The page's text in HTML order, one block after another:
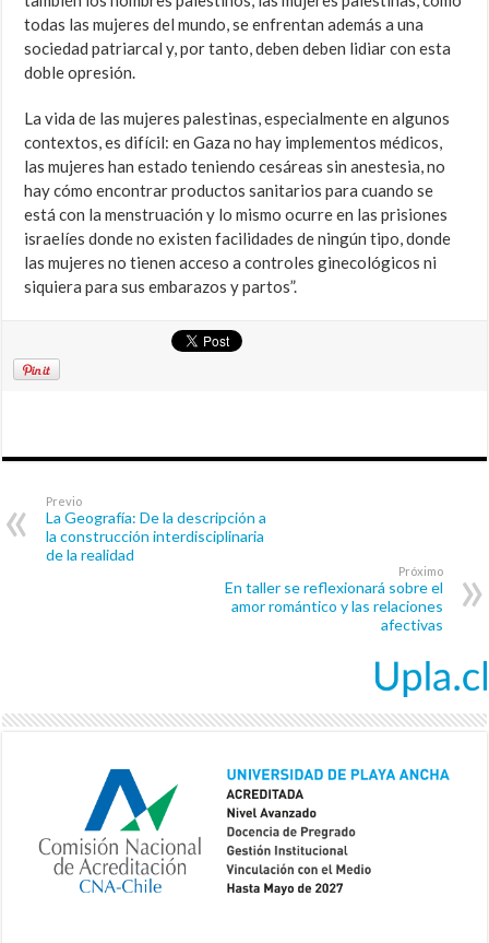
todas las mujeres del mundo, se enfrentan además a una
sociedad patriarcal y, por tanto, deben deben lidiar con esta
doble opresión.
La vida de las mujeres palestinas, especialmente en algunos
contextos, es difícil: en Gaza no hay implementos médicos,
las mujeres han estado teniendo cesáreas sin anestesia, no
hay cómo encontrar productos sanitarios para cuando se
está con la menstruación y lo mismo ocurre en las prisiones
israelíes donde no existen facilidades de ningún tipo, donde
las mujeres no tienen acceso a controles ginecológicos ni
siquiera para sus embarazos y partos”.
Previo
La Geografía: De la descripción a
la construcción interdisciplinaria
de la realidad
Próximo
En taller se reflexionará sobre el
amor romántico y las relaciones
afectivas